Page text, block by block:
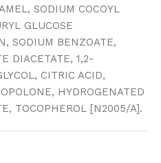
SODIUM COCOYL
GLUCOSE
SODIUM BENZOATE,
DIACETATE, 1,2-
CITRIC ACID,
HYDROGENATED
TOCOPHEROL [N2005/A].